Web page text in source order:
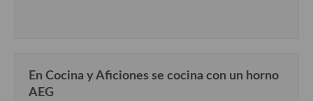
En Cocina y Aficiones se cocina con un horno
AEG